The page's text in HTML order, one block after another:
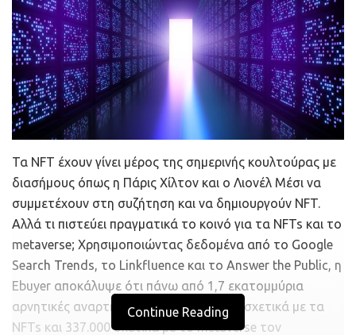
Τα NFT έχουν γίνει μέρος της σημερινής κουλτούρας με
διασήμους όπως η Πάρις Χίλτον και ο Λιονέλ Μέσι να
συμμετέχουν στη συζήτηση και να δημιουργούν NFT.
Αλλά τι πιστεύει πραγματικά το κοινό για τα NFTs και το
metaverse; Χρησιμοποιώντας δεδομένα από το Google
Search Trends, το Linkfluence και το Answer the Public, η
Ebuyer αποκάλυψε ότι πάνω από 1,7 εκατομμύρια
αρνητικές αναρτήσεις δημιουργήθηκαν σχετικά με τα
NFTs και 337.000 σχετικά με το metaverse τον
Continue Reading